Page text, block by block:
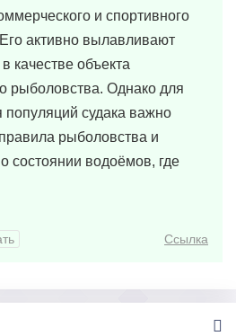
и спортивного
активно вылавливают
качестве объекта
рыболовства. Однако для
популяций судака важно
рыболовства и
состоянии водоёмов, где
Ссылка